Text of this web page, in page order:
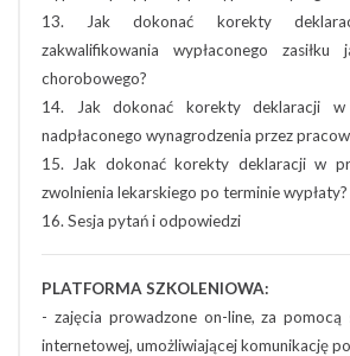
13. Jak dokonać korekty
zakwalifikowania wypłaconego zasiłku
chorobowego?
14. Jak dokonać korekty deklaracji w
nadpłaconego wynagrodzenia przez
15. Jak dokonać korekty deklaracji w
zwolnienia lekarskiego po terminie wypłaty?
16. Sesja pytań i odpowiedzi
PLATFORMA SZKOLENIOWA:
- zajęcia prowadzone on-line, za pomocą
internetowej, umożliwiającej komunikację